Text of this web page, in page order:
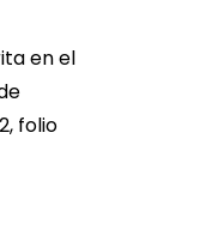
en el
folio